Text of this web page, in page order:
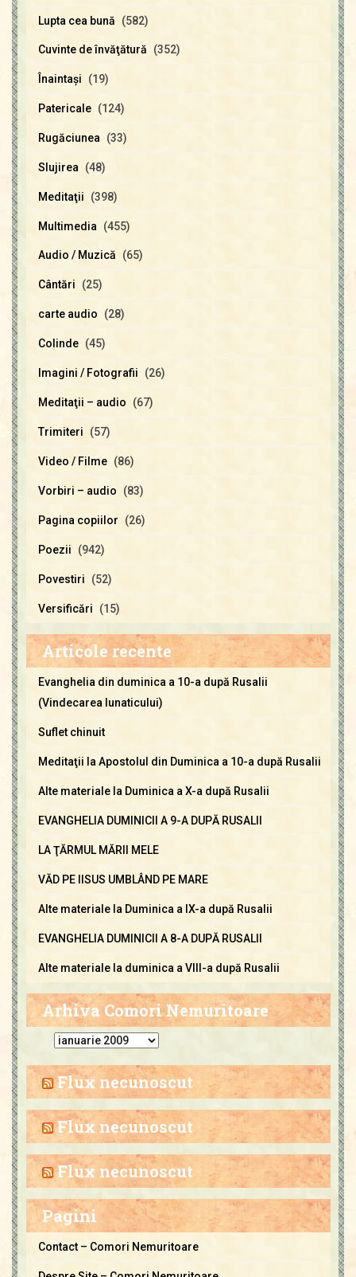
Lupta cea bună (582)
Cuvinte de învăţătură (352)
Înaintaşi (19)
Patericale (124)
Rugăciunea (33)
Slujirea (48)
Meditaţii (398)
Multimedia (455)
Audio / Muzică (65)
Cântări (25)
carte audio (28)
Colinde (45)
Imagini / Fotografii (26)
Meditaţii – audio (67)
Trimiteri (57)
Video / Filme (86)
Vorbiri – audio (83)
Pagina copiilor (26)
Poezii (942)
Povestiri (52)
Versificări (15)
Articole recente
Evanghelia din duminica a 10-a după Rusalii
(Vindecarea lunaticului)
Suflet chinuit
Meditaţii la Apostolul din Duminica a 10-a după Rusalii
Alte materiale la Duminica a X-a după Rusalii
EVANGHELIA DUMINICII A 9-A DUPĂ RUSALII
LA ŢĂRMUL MĂRII MELE
VĂD PE IISUS UMBLÂND PE MARE
Alte materiale la Duminica a IX-a după Rusalii
EVANGHELIA DUMINICII A 8-A DUPĂ RUSALII
Alte materiale la duminica a VIII-a după Rusalii
Arhiva Comori Nemuritoare
h
i
a
C
o
m
i
Flux necunoscut
Flux necunoscut
Flux necunoscut
Pagini
Contact – Comori Nemuritoare